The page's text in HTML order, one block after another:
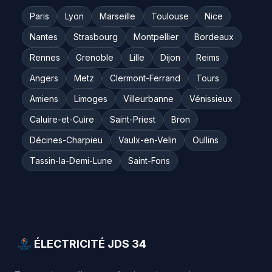
Paris Lyon Marseille Toulouse
Nice
Nantes
Strasbourg Montpellier
Bordeaux
Rennes
Grenoble Lille Dijon
Reims
Angers
Metz Clermont-Ferrand
Tours
Amiens
Limoges Villeurbanne
Vénissieux
Caluire-et-Cuire
Saint-Priest
Bron
Décines-Charpieu
Vaulx-en-Velin
Oullins
Tassin-la-Demi-Lune
Saint-Fons
ÉLECTRICITÉ JDS 34